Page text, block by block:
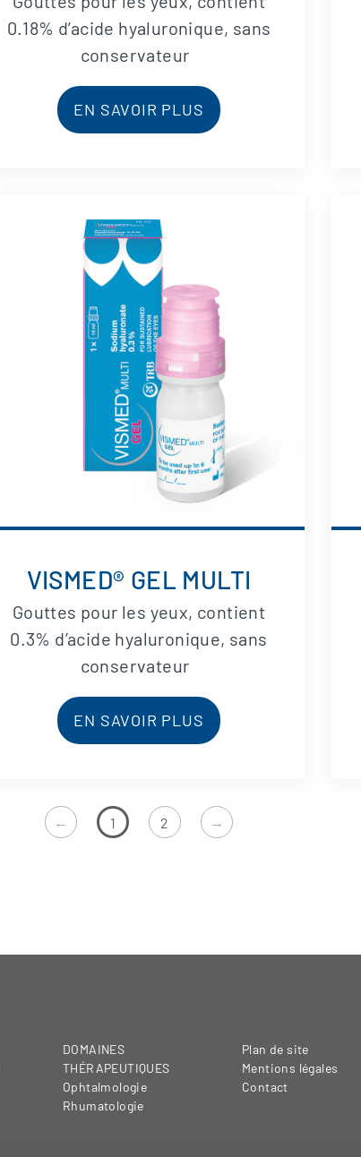
0.18% d’acide hyaluronique, sans
conservateur
EN SAVOIR PLUS
VISMED® GEL MULTI
Gouttes pour les yeux, contient
0.3% d’acide hyaluronique, sans
conservateur
EN SAVOIR PLUS
← 1 2 →
DOMAINES
THÉRAPEUTIQUES
Ophtalmologie
Rhumatologie
Plan de site
Mentions légales
Contact